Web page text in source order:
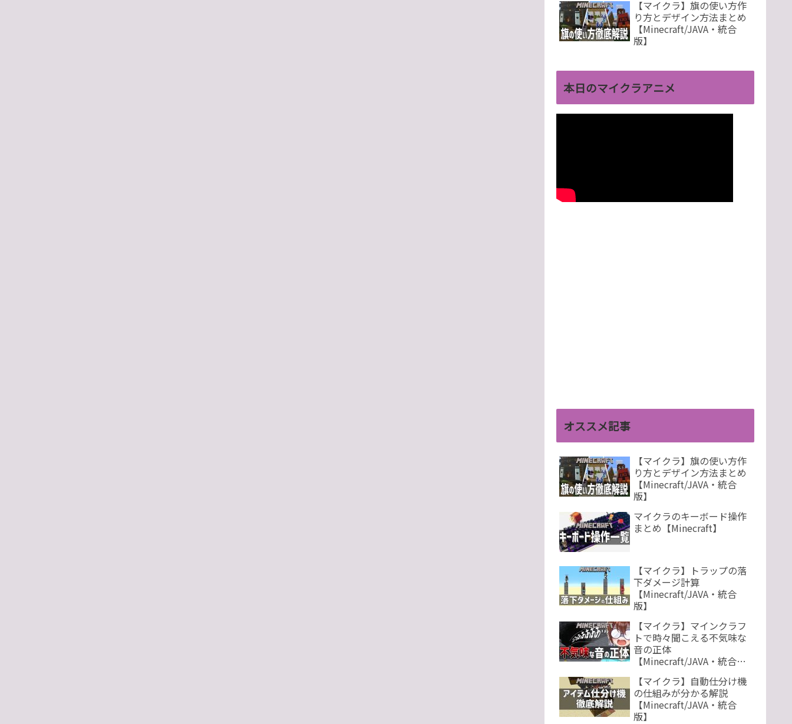
【マイクラ】旗の使い方作
り方とデザイン方法まとめ
【Minecraft/JAVA・統合
版】
本日のマイクラアニメ
オススメ記事
【マイクラ】旗の使い方作
り方とデザイン方法まとめ
【Minecraft/JAVA・統合
版】
マイクラのキーボード操作
まとめ【Minecraft】
【マイクラ】トラップの落
下ダメージ計算
【Minecraft/JAVA・統合
版】
【マイクラ】マインクラフ
トで時々聞こえる不気味な
音の正体
【Minecraft/JAVA・統合
【マイクラ】自動仕分け機
の仕組みが分かる解説
【Minecraft/JAVA・統合
版】